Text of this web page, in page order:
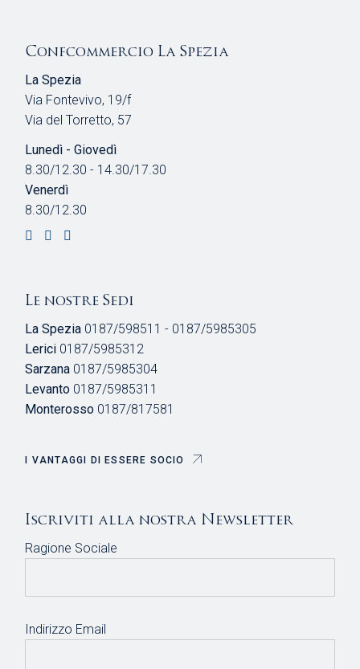
Confcommercio La Spezia
La Spezia
Via Fontevivo, 19/f
Via del Torretto, 57
Lunedì - Giovedì
8.30/12.30 - 14.30/17.30
Venerdì
8.30/12.30
Le nostre Sedi
La Spezia 0187/598511 - 0187/5985305
Lerici 0187/5985312
Sarzana 0187/5985304
Levanto 0187/5985311
Monterosso 0187/817581
I VANTAGGI DI ESSERE SOCIO
Iscriviti alla nostra Newsletter
Ragione Sociale
Indirizzo Email